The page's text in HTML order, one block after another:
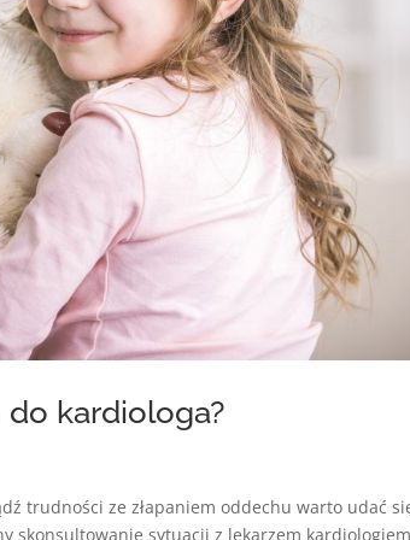
kardiologa?
trudności ze złapaniem oddechu warto udać
skonsultowanie sytuacji z lekarzem